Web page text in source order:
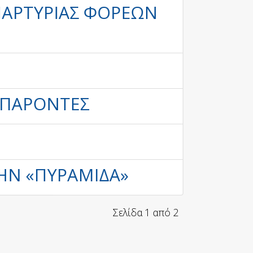
ΦΟΡΈΩΝ
«ΠΥΡΑΜΊΔΑ»
Σελίδα 1 από 2